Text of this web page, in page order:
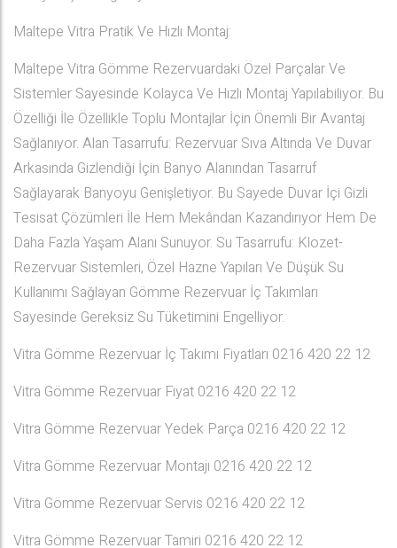
Maltepe Vitra Pratik Ve Hızlı Montaj:
Maltepe Vitra Gömme Rezervuardaki Özel Parçalar Ve
Sistemler Sayesinde Kolayca Ve Hızlı Montaj Yapılabiliyor. Bu
Özelliği İle Özellikle Toplu Montajlar İçin Önemli Bir Avantaj
Sağlanıyor. Alan Tasarrufu: Rezervuar Sıva Altında Ve Duvar
Arkasında Gizlendiği İçin Banyo Alanından Tasarruf
Sağlayarak Banyoyu Genişletiyor. Bu Sayede Duvar İçi Gizli
Tesisat Çözümleri İle Hem Mekândan Kazandırıyor Hem De
Daha Fazla Yaşam Alanı Sunuyor. Su Tasarrufu: Klozet-
Rezervuar Sistemleri, Özel Hazne Yapıları Ve Düşük Su
Kullanımı Sağlayan Gömme Rezervuar İç Takımları
Sayesinde Gereksiz Su Tüketimini Engelliyor.
Vitra Gömme Rezervuar İç Takımı Fiyatları 0216 420 22 12
Vitra Gömme Rezervuar Fiyat 0216 420 22 12
Vitra Gömme Rezervuar Yedek Parça 0216 420 22 12
Vitra Gömme Rezervuar Montajı 0216 420 22 12
Vitra Gömme Rezervuar Servis 0216 420 22 12
Vitra Gömme Rezervuar Tamiri 0216 420 22 12